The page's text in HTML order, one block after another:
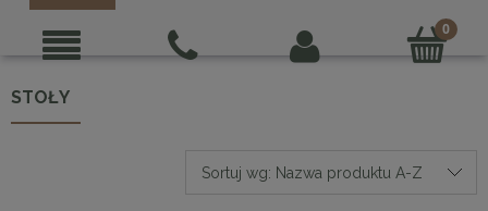
STOŁY
Sortuj wg: Nazwa produktu A-Z